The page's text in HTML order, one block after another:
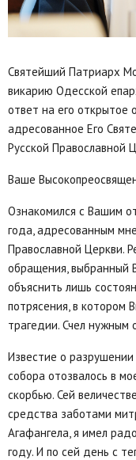
Святейший Патриарх
викарию Одесской
ответ на его открытое
адресованное Его
Русской Православной
Ваше
Ознакомился с Вашим
года, адресованным
Православной Церкви.
обращения, выбранный
объяснить лишь
потрясения, в котором
трагедии. Счел нужным
Известие о
собора отозвалось в
скорбью. Сей
средства заботами
Агафангела, я имел
году. И по сей день с